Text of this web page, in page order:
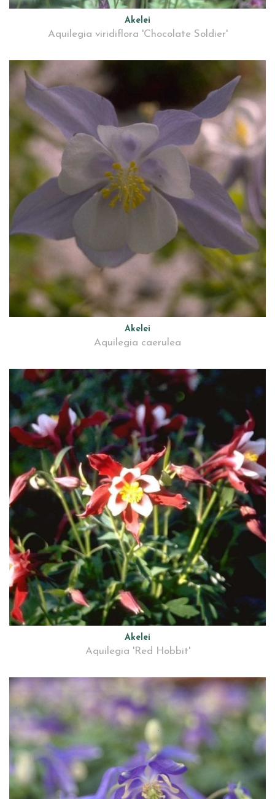
Akelei
Aquilegia viridiflora 'Chocolate Soldier'
Akelei
Aquilegia caerulea
Akelei
Aquilegia 'Red Hobbit'